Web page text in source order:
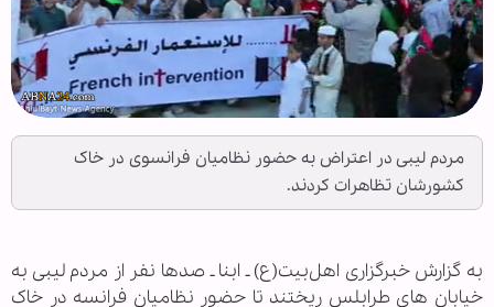
مردم لیبی در اعتراض به حضور نظامیان فرانسوی در خاک
کشورشان تظاهرات کردند.
به گزارش خبرگزاری اهل‌بیت(ع) ـ ابنا ـ صدها نفر از مردم لیبی به
خیابان های طرابلس ریختند تا حضور نظامیان فرانسه در خاک